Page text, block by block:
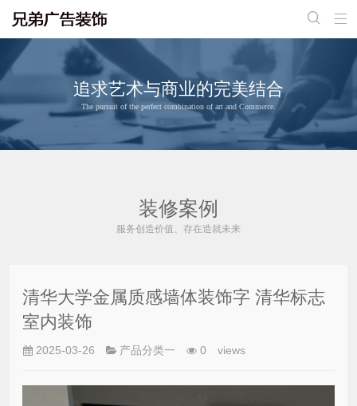


追求艺术与商业的完美结合
The pursuit of the perfect combination of art and Commerce.
装修案例
服务创造价值、存在造就未来
清华大学金属质感墙体装饰字 清华标志
室内装饰
2025-03-26 产品分类一 0 views